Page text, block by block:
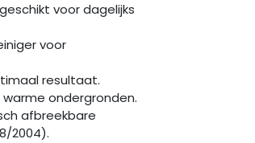
voor dagelijks
voor
resultaat.
ondergronden.
afbreekbare
2004).